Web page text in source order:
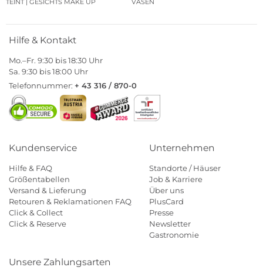
Hilfe & Kontakt
Mo.–Fr. 9:30 bis 18:30 Uhr
Sa. 9:30 bis 18:00 Uhr
Telefonnummer: + 43 316 / 870-0
Kundenservice
Hilfe & FAQ
Größentabellen
Versand & Lieferung
Retouren & Reklamationen FAQ
Click & Collect
Click & Reserve
Unternehmen
Standorte / Häuser
Job & Karriere
Über uns
PlusCard
Presse
Newsletter
Gastronomie
Unsere Zahlungsarten